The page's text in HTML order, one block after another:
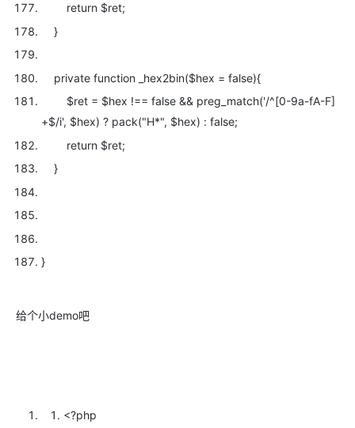
return $ret;
}
private function _hex2bin($hex = false){
$ret = $hex !== false && preg_match('/^[0-9a-fA-F]
+$/i', $hex) ? pack("H*", $hex) : false;
return $ret;
}
}
给个小demo吧
<?php